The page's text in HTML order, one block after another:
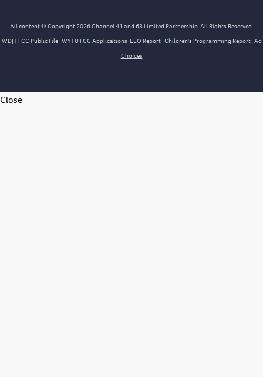
All content © Copyright 2026 Channel 41 and 63 Limited Partnership. All Rights Reserved.
WDJT FCC Public File WYTU FCC Applications EEO Report Children's Programming Report Ad
Choices
Close